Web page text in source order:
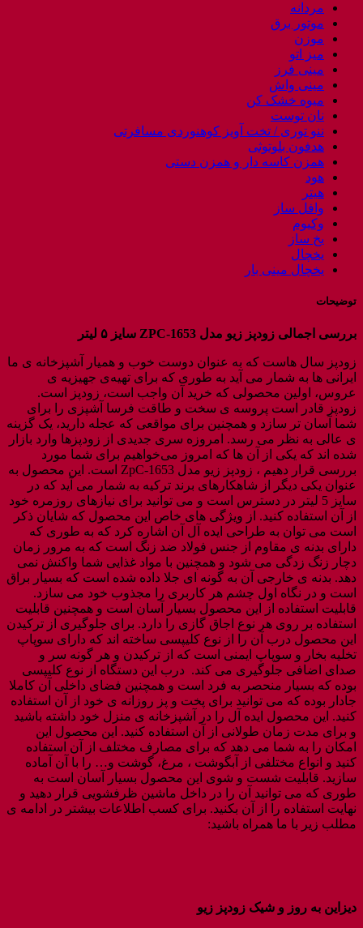
مردانه
موتور برق
موزن
میز اتو
مینی فرز
مینی واش
میوه خشک کن
نان توست
ننو توری / تخت آویز کوهنوردی مسافرتی
هدفون بلوتوثی
همزن کاسه دار و همزن دستی
هود
هیتر
وافل ساز
وکیوم
یخ ساز
یخچال
یخچال مینی بار
توضیحات
بررسی اجمالی زودپز زیو مدل ZPC-1653 سایز ۵ لیتر
زودپز سال هاست که به عنوان دوست خوب و همیار آشپزخانه ی ما
ایرانی ها به شمار می آید به طوری که برای تهیه‌ی جهیزیه ی
عروس، اولین محصولی که خرید آن واجب است، زودپز است.
زودپز قادر است پروسه ی سخت و طاقت فرسا آشپزی را برای
شما آسان تر سازد و همچنین برای مواقعی که عجله دارید، یک گزینه
ی عالی به نظر می رسد. امروزه سری جدیدی از زودپزها وارد بازار
شده اند که یکی از آن ها که امروز می‌خواهیم برای شما مورد
بررسی قرار دهیم ، زودپز زیو مدل ZpC-1653 است. این محصول به
عنوان یکی دیگر از شاهکارهای برند ترکیه به شمار می آید که در
سایز 5 لیتر در دسترس است و می توانید برای نیازهای روزمره خود
از آن استفاده کنید. از ویژگی های خاص این محصول که شایان ذکر
است می توان به طراحی ایده آل آن اشاره کرد که به طوری که
دارای بدنه ی مقاوم از جنس فولاد ضد زنگ است که به مرور زمان
دچار زنگ زدگی می شود و همچنین با مواد غذایی شما واکنش نمی
دهد. بدنه ی خارجی آن به گونه ای جلا داده شده است که بسیار براق
است و در نگاه اول چشم هر کاربری را مجذوب خود می سازد.
قابلیت استفاده از این محصول بسیار آسان است و همچنین قابلیت
استفاده بر روی هر نوع اجاق گازی را دارد. برای جلوگیری از ترکیدن
این محصول درب آن را از نوع کلیپسی ساخته اند که دارای سوپاپ
تخلیه بخار و سوپاپ ایمنی است که از ترکیدن و هر گونه سر و
صدای اضافی جلوگیری می کند. درب این دستگاه از نوع کلیپسی
بوده که بسیار منحصر به فرد است و همچنین فضای داخلی آن کاملا
جادار بوده که می توانید برای پخت و پز روزانه ی خود از آن استفاده
کنید. این محصول ایده آل را در آشپزخانه ی منزل خود داشته باشید
و برای مدت زمان طولانی از آن استفاده کنید. این محصول این
امکان را به شما می دهد که برای مصارف مختلف از آن استفاده
کنید و انواع مختلفی از آبگوشت ، مرغ، گوشت و… را با آن آماده
سازید. قابلیت شست و شوی این محصول بسیار آسان است به
طوری که می توانید آن را در داخل ماشین ظرفشویی قرار دهید و
نهایت استفاده را از آن بکنید. برای کسب اطلاعات بیشتر در ادامه ی
مطلب زیر با ما همراه باشید:
دیزاین به روز و شیک زودپز زیو